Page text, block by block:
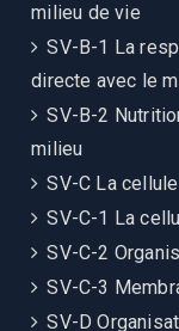
milieu de vie
SV-B-1 La
directe avec le
SV-B-2
milieu
SV-C La
SV-C-1 La
SV-C-2
SV-C-3
SV-D